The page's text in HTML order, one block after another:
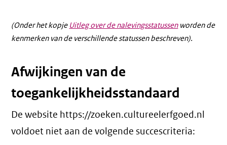
(Onder het kopje Uitleg over de nalevingsstatussenworden de
kenmerken van de verschillende statussen beschreven).
Afwijkingen van de
toegankelijkheidsstandaard
De website https://zoeken.cultureelerfgoed.nl
voldoet niet aan de volgende succescriteria: